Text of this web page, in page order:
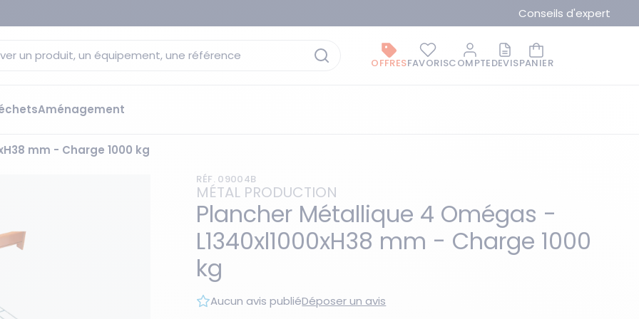
Conseils d'expert
un produit, un équipement, une référence
OFFRESFAVORISCOMPTEDEVISPANIER
de rétention
Aménagement
Les essentiels du moment La marque du moment
mm - Charge 1000 kg
Plancher Métallique 4 Omégas -
L1340xl1000xH38 mm - Charge 1000
kg
MÉTAL PRODUCTION
RÉF. 09004B
Aucun avis publiéDéposer un avis